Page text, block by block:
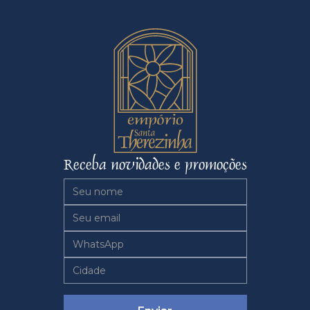
Receba novidades e promoções